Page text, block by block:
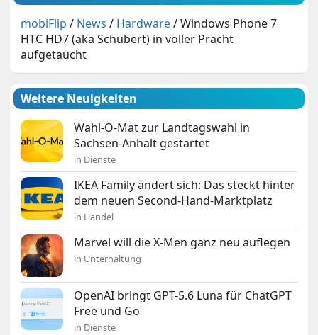
mobiFlip / News / Hardware/Windows Phone 7
HTC HD7 (aka Schubert) in voller Pracht
aufgetaucht
Weitere Neuigkeiten
Wahl-O-Mat zur Landtagswahl in
Sachsen-Anhalt gestartet
in Dienste
IKEA Family ändert sich: Das steckt hinter
dem neuen Second-Hand-Marktplatz
in Handel
Marvel will die X-Men ganz neu auflegen
in Unterhaltung
OpenAI bringt GPT-5.6 Luna für ChatGPT
Free und Go
in Dienste